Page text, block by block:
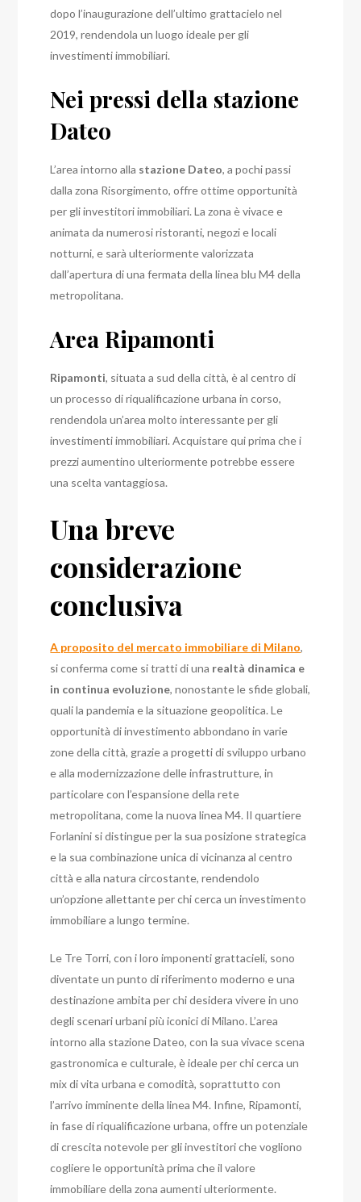
dopo l’inaugurazione dell’ultimo grattacielo nel
2019, rendendola un luogo ideale per gli
investimenti immobiliari.
Nei pressi della stazione
Dateo
L’area intorno alla stazione Dateo, a pochi passi
dalla zona Risorgimento, offre ottime opportunità
per gli investitori immobiliari. La zona è vivace e
animata da numerosi ristoranti, negozi e locali
notturni, e sarà ulteriormente valorizzata
dall’apertura di una fermata della linea blu M4 della
metropolitana.
Area Ripamonti
Ripamonti, situata a sud della città, è al centro di
un processo di riqualificazione urbana in corso,
rendendola un’area molto interessante per gli
investimenti immobiliari. Acquistare qui prima che i
prezzi aumentino ulteriormente potrebbe essere
una scelta vantaggiosa.
Una breve
considerazione
conclusiva
A proposito del mercato immobiliare di Milano,
si conferma come si tratti di una realtà dinamica e
in continua evoluzione, nonostante le sfide globali,
quali la pandemia e la situazione geopolitica. Le
opportunità di investimento abbondano in varie
zone della città, grazie a progetti di sviluppo urbano
e alla modernizzazione delle infrastrutture, in
particolare con l’espansione della rete
metropolitana, come la nuova linea M4. Il quartiere
Forlanini si distingue per la sua posizione strategica
e la sua combinazione unica di vicinanza al centro
città e alla natura circostante, rendendolo
un’opzione allettante per chi cerca un investimento
immobiliare a lungo termine.
Le Tre Torri, con i loro imponenti grattacieli, sono
diventate un punto di riferimento moderno e una
destinazione ambita per chi desidera vivere in uno
degli scenari urbani più iconici di Milano. L’area
intorno alla stazione Dateo, con la sua vivace scena
gastronomica e culturale, è ideale per chi cerca un
mix di vita urbana e comodità, soprattutto con
l’arrivo imminente della linea M4. Infine, Ripamonti,
in fase di riqualificazione urbana, offre un potenziale
di crescita notevole per gli investitori che vogliono
cogliere le opportunità prima che il valore
immobiliare della zona aumenti ulteriormente.